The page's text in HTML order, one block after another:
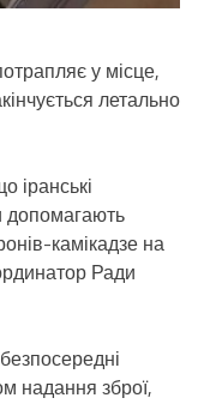
у місце,
летально
іранські
допомагають
камікадзе на
Ради
надання зброї,